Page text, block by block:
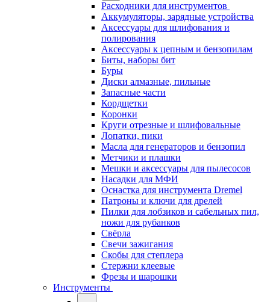
Расходники для инструментов
Аккумуляторы, зарядные устройства
Аксессуары для шлифования и
полирования
Аксессуары к цепным и бензопилам
Биты, наборы бит
Буры
Диски алмазные, пильные
Запасные части
Кордщетки
Коронки
Круги отрезные и шлифовальные
Лопатки, пики
Масла для генераторов и бензопил
Метчики и плашки
Мешки и аксессуары для пылесосов
Насадки для МФИ
Оснастка для инструмента Dremel
Патроны и ключи для дрелей
Пилки для лобзиков и сабельных пил,
ножи для рубанков
Свёрла
Свечи зажигания
Скобы для степлера
Стержни клеевые
Фрезы и шарошки
Инструменты